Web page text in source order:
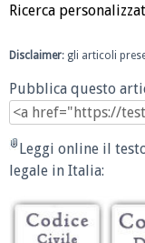
Ricerca
Disclaimer: gli articoli
Pubblica questo
Leggi online il
legale in Italia: